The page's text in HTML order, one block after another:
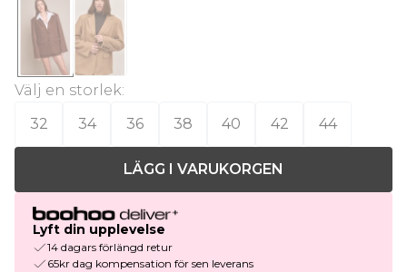
Välj en storlek:
32
34 36 38 40 42 44
LÄGG I VARUKORGEN
Lyft din upplevelse
14 dagars förlängd retur
65kr dag kompensation för sen leverans